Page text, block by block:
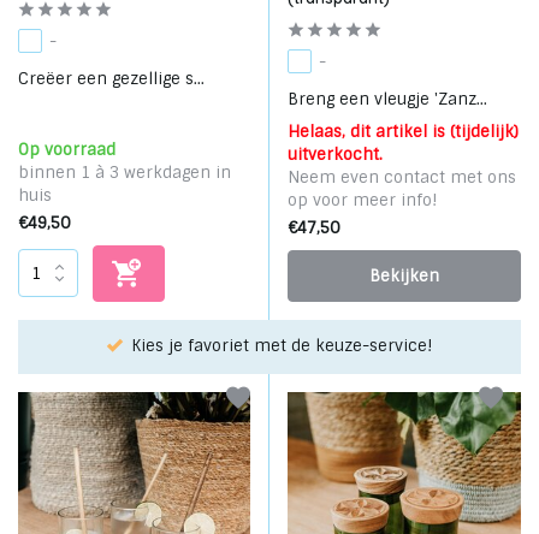
-
Creëer een gezellige s...
Op voorraad
binnen 1 à 3 werkdagen in
huis
€49,50
-
Breng een vleugje 'Zanz...
Helaas, dit artikel is (tijdelijk)
uitverkocht.
Neem even contact met ons
op voor meer info!
€47,50
Bekijken
Kies je favoriet met de keuze-service!